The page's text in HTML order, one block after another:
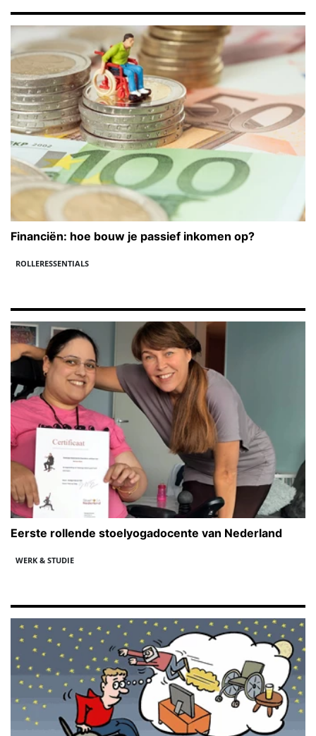
Financiën: hoe bouw je passief inkomen op?
ROLLERESSENTIALS
Eerste rollende stoelyogadocente van Nederland
WERK & STUDIE